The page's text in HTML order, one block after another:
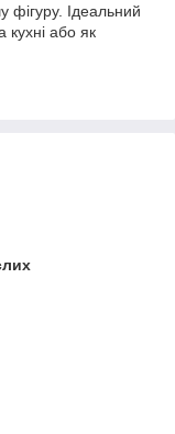
фігуру. Ідеальний
кухні або як